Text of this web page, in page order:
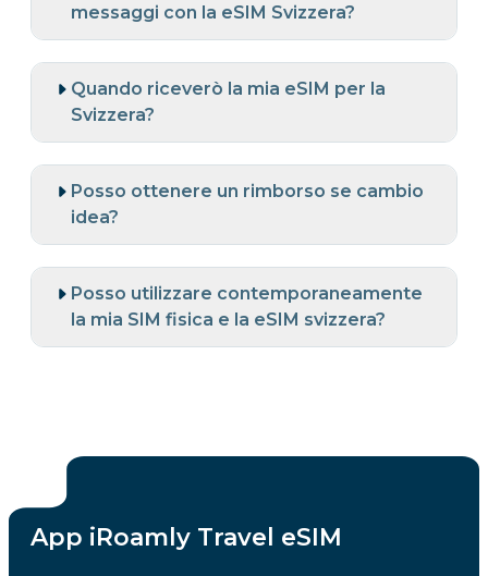
messaggi con la eSIM Svizzera?
Quando riceverò la mia eSIM per la
Svizzera?
Posso ottenere un rimborso se cambio
idea?
Posso utilizzare contemporaneamente
la mia SIM fisica e la eSIM svizzera?
App iRoamly Travel eSIM